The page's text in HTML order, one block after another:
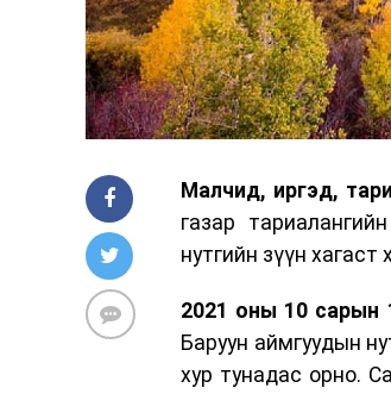
Малч­ид, иргэд,
газар
нутгийн зүүн
2021 оны 10 сарын
Баруун аймгуудын
хур тунадас орно.